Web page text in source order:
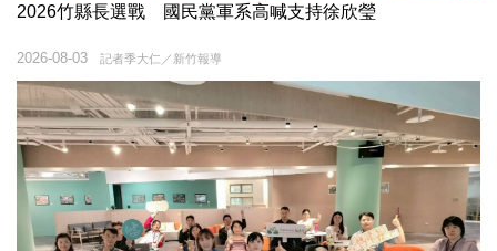
2026竹縣長選戰 國民黨軍系高喊支持徐欣瑩
記者季大仁／新竹報導
2026-08-03